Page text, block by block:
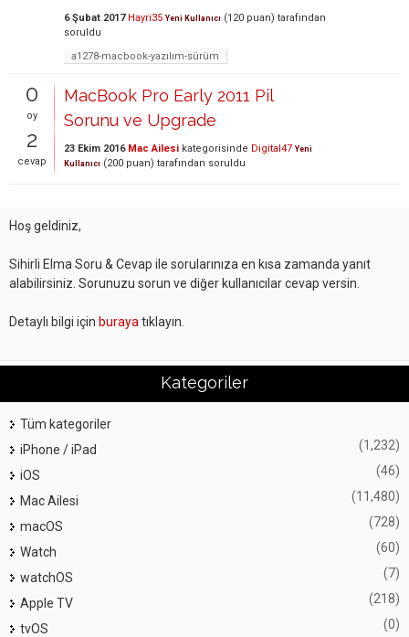
6 Şubat 2017 Hayri35 Yeni Kullanıcı (120 puan) tarafından
soruldu
a1278-macbook-yazılım-sürüm
0
oy
2
cevap
MacBook Pro Early 2011 Pil
Sorunu ve Upgrade
23 Ekim 2016 Mac Ailesi kategorisinde Digital47 Yeni
Kullanıcı (200 puan) tarafından soruldu
Hoş geldiniz,
Sihirli Elma Soru & Cevap ile sorularınıza en kısa zamanda yanıt
alabilirsiniz. Sorunuzu sorun ve diğer kullanıcılar cevap versin.
Detaylı bilgi için buraya tıklayın.
Kategoriler
Tüm kategoriler
iPhone / iPad
(1,232)
iOS (46)
Mac Ailesi (11,480)
macOS (728)
Watch (60)
watchOS (7)
Apple TV (218)
tvOS (0)